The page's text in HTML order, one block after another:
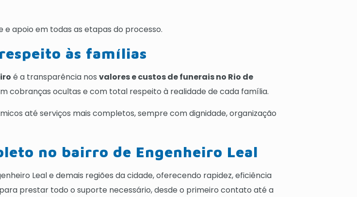
e apoio em todas as etapas do processo.
às famílias
é a transparência nosvalores e custos de funerais no Rio de
cobranças ocultas e com total respeito à realidade de cada família.
até serviços mais completos, sempre com dignidade, organização
no bairro de Engenheiro Leal
Leal e demais regiões da cidade, oferecendo rapidez, eficiência
prestar todo o suporte necessário, desde o primeiro contato até a